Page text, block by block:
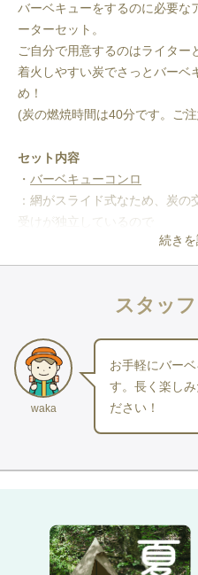
バーベキューをするのに必要な
ーターセット。
ご自分で用意するのはライター
着火しやすい炭でさっとバーベ
め！
(炭の燃焼時間は40分です。ご
セット内容
・ バーベキューコンロ
：網がスライド式なため、炭
受けが独立しているので
炭の後処理も楽に行えます！
がおすすめでございます）
す。
・火バサミ（※調理用ではござ
続き
スタッ
waka
お手軽にバー
す。長く楽し
ださい！